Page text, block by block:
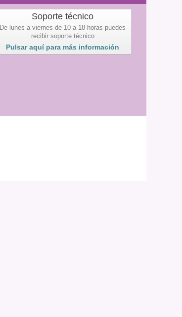
Soporte técnico
De lunes a viernes de 10 a 18 horas puedes
recibir soporte técnico
Pulsar aquí para más información